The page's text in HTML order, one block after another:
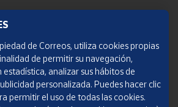
de Correos, utiliza cookies propias
de permitir su navegación,
analizar sus hábitos de
personalizada. Puedes hacer clic
permitir el uso de todas las cookies.